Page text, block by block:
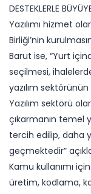
DESTEKLERLE
Yazılımı hizmet
Birliği’nin
Barut ise, “Yurt
seçilmesi,
yazılım
Yazılım sektörü
çıkarmanın temel
tercih edilip, daha
geçmektedir”
Kamu kullanımı
üretim, kodlama,